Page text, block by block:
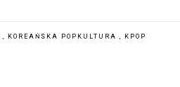
, KOREAŃSKA POPKULTURA , KPOP